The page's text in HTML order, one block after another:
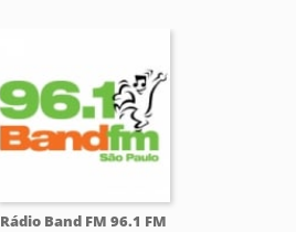
Rádio Band FM 96.1 FM